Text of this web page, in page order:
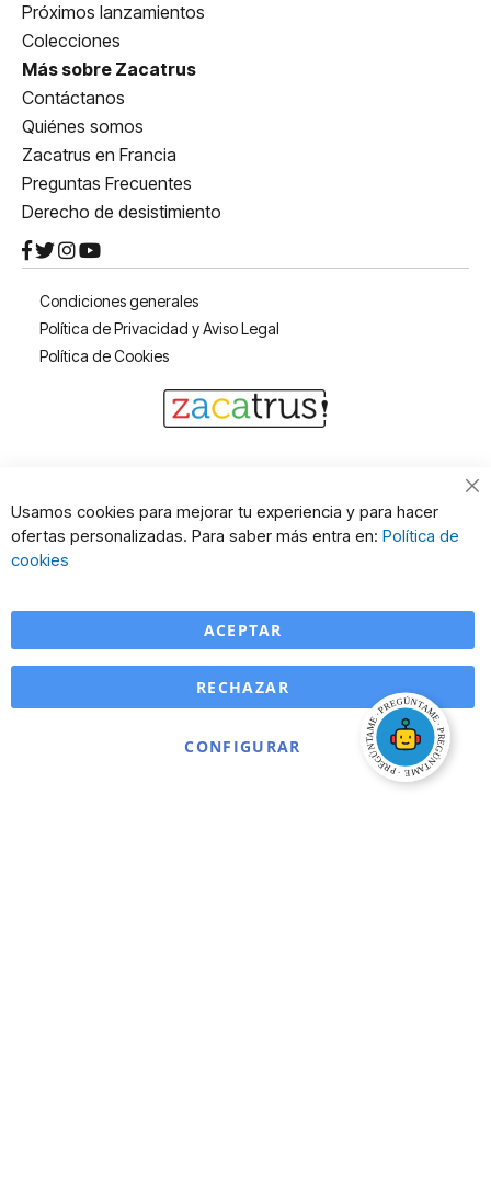
Próximos lanzamientos
Colecciones
Más sobre Zacatrus
Contáctanos
Quiénes somos
Zacatrus en Francia
Preguntas Frecuentes
Derecho de desistimiento
Condiciones generales
Política de Privacidad y Aviso Legal
Política de Cookies
Usamos cookies para mejorar tu experiencia y para hacer
ofertas personalizadas. Para saber más entra en: Política de
cookies
ACEPTAR
CONFIGURAR
RECHAZAR